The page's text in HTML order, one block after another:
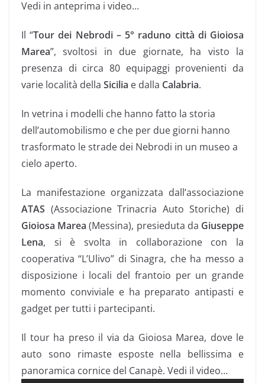
Vedi in anteprima i video…
Il “Tour dei Nebrodi – 5° raduno città di Gioiosa
Marea”,svoltosi in due giornate, ha visto la
presenza di circa 80 equipaggi provenienti da
varie località della Sicilia e dalla Calabria.
In vetrina i modelli che hanno fatto la storia
dell’automobilismo e che per due giorni hanno
trasformato le strade dei Nebrodi in un museo a
cielo aperto.
La manifestazione organizzata dall’associazione
ATAS (Associazione Trinacria Auto Storiche) di
Gioiosa Marea (Messina), presieduta da Giuseppe
Lena, si è svolta in collaborazione con la
cooperativa “L’Ulivo” di Sinagra, che ha messo a
disposizione i locali del frantoio per un grande
momento conviviale e ha preparato antipasti e
gadget per tutti i partecipanti.
Il tour ha preso il via da Gioiosa Marea, dove le
auto sono rimaste esposte nella bellissima e
panoramica cornice del Canapè. Vedi il video…